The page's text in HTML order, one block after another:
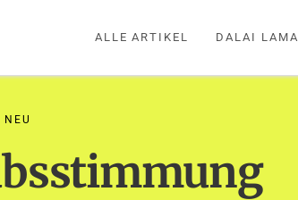
ALLE ARTIKEL DALAI LAMA
NEU